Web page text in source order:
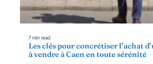
7 min read
Les clés pour concrétiser l’achat
à vendre à Caen en toute sérénité